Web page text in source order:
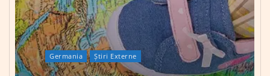
Germania Știri Externe